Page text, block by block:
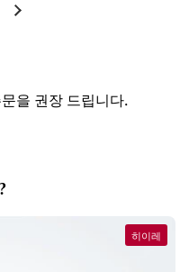
이드다음 슬라이드
권장 드립니다.
히이레